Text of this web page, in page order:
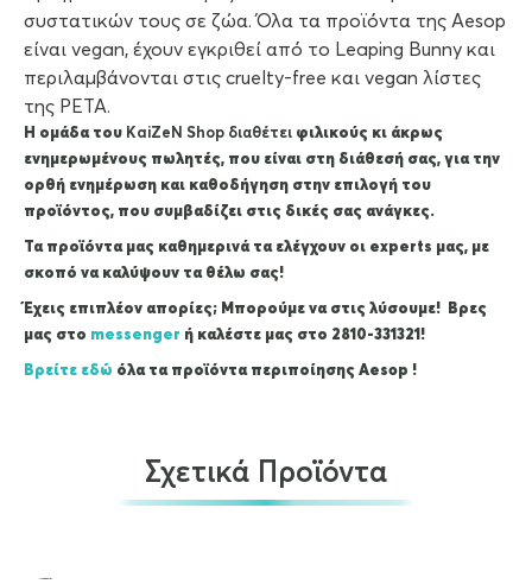
συστατικών τους σε ζώα. Όλα τα προϊόντα της Aesop
είναι vegan, έχουν εγκριθεί από το Leaping Bunny και
περιλαμβάνονται στις cruelty-free και vegan λίστες
της PETA.
Η ομάδα του KaiZeΝ Shop διαθέτει φιλικούς κι άκρως
ενημερωμένους πωλητές, που είναι στη διάθεσή σας, για την
ορθή ενημέρωση και καθοδήγηση στην επιλογή του
προϊόντος, που συμβαδίζει στις δικές σας ανάγκες.
Τα προϊόντα μας καθημερινά τα ελέγχουν οι experts μας, με
σκοπό να καλύψουν τα θέλω σας!
Έχεις επιπλέον απορίες; Μπορούμε να στις λύσουμε! Βρες
μας στο messenger ή καλέστε μας στο 2810-331321!
Βρείτε εδώ όλα τα προϊόντα περιποίησης Aesop !
Σχετικά Προϊόντα